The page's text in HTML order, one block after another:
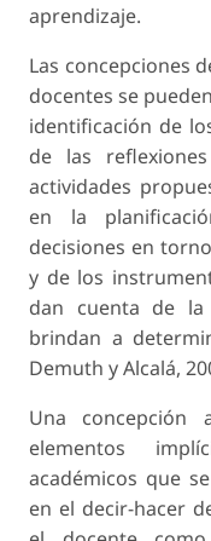
aprendizaje.
Las concepciones
docentes se
identificación de
de las
actividades
en la
decisiones en
y de los
dan cuenta de la
brindan a
Demuth y Alcalá,
Una
elementos
académicos que
en el decir-hacer